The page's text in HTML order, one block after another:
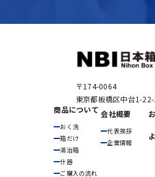
〒174-0064
東京都板橋区中台1-
商品について
おく洗
箱だけ
湯治箱
什器
ご購入の流れ
会社概要
代表挨拶
企業情報